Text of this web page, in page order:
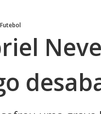
Futebol